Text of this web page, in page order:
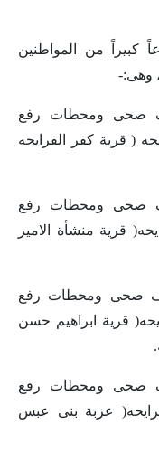
من المواطنين
وهى:-
صحى ومحطات رفع
( قرية كفر الفرايحه
صحى ومحطات رفع
قرية منشأة الامير
صحى ومحطات رفع
قرية ابراهيم حسن
صحى ومحطات رفع
عزبة بنى عبس